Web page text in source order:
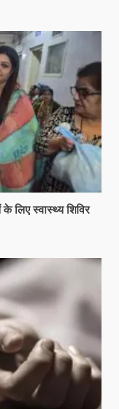
लिए स्वास्थ्य शिविर